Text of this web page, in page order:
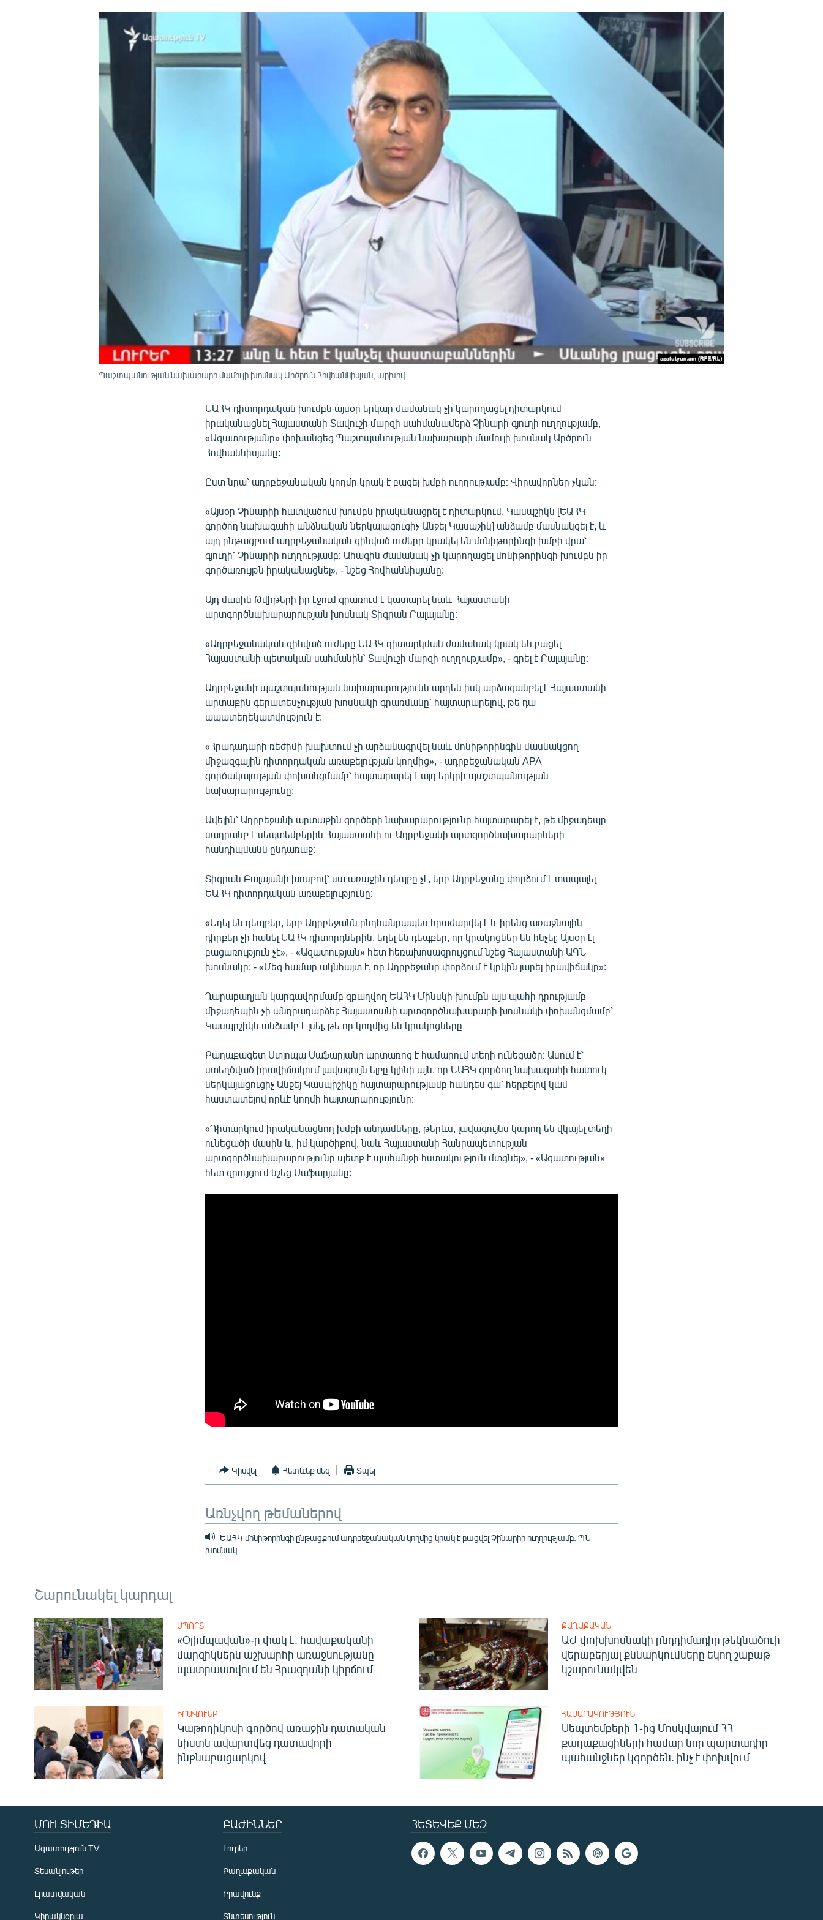
ՄԵԿՆԱԲԱՆՈՒԹՅՈՒՆ
Պաշտպանության նախարարի մամուլի խոսնակ Արծրուն Հովհաննիսյան, արխիվ
ԵԱՀԿ դիտորդական խումբն այսօր երկար ժամանակ չի կարողացել դիտարկում
իրականացնել Հայաստանի Տավուշի մարզի սահմանամերձ Չինարի գյուղի ուղղությամբ,
«Ազատությանը» փոխանցեց Պաշտպանության նախարարի մամուլի խոսնակ Արծրուն
Հովհաննիսյանը:
Ըստ նրա՝ ադրբեջանական կողմը կրակ է բացել խմբի ուղղությամբ։ Վիրավորներ չկան։
«Այսօր Չինարիի հատվածում խումբն իրականացրել է դիտարկում, Կասպշիկն [ԵԱՀԿ
գործող նախագահի անձնական ներկայացուցիչ Անջեյ Կասպշիկ] անձամբ մասնակցել է, և
այդ ընթացքում ադրբեջանական զինված ուժերը կրակել են մոնիթորինգի խմբի վրա՝
գյուղի՝ Չինարիի ուղղությամբ։ Ահագին ժամանակ չի կարողացել մոնիթորինգի խումբն իր
գործառույթն իրականացնել», - նշեց Հովհաննիսյանը:
Այդ մասին Թվիթերի իր էջում գրառում է կատարել նաև Հայաստանի
արտգործնախարարության խոսնակ Տիգրան Բալայանը։
«Ադրբեջանական զինված ուժերը ԵԱՀԿ դիտարկման ժամանակ կրակ են բացել
Հայաստանի պետական սահմանին՝ Տավուշի մարզի ուղղությամբ», - գրել է Բալայանը։
Ադրբեջանի պաշտպանության նախարարությունն արդեն իսկ արձագանքել է Հայաստանի
արտաքին գերատեսչության խոսնակի գրառմանը՝ հայտարարելով, թե դա
ապատեղեկատվություն է:
«Հրադադարի ռեժիմի խախտում չի արձանագրվել նաև մոնիթորինգին մասնակցող
միջազգային դիտորդական առաքելության կողմից», - ադրբեջանական APA
գործակալության փոխանցմամբ՝ հայտարարել է այդ երկրի պաշտպանության
նախարարությունը:
Ավելին՝ Ադրբեջանի արտաքին գործերի նախարարությունը հայտարարել է, թե միջադեպը
սադրանք է սեպտեմբերին Հայաստանի ու Ադրբեջանի արտգործնախարարների
հանդիպմանն ընդառաջ։
Տիգրան Բալայանի խոսքով՝ սա առաջին դեպքը չէ, երբ Ադրբեջանը փորձում է տապալել
ԵԱՀԿ դիտորդական առաքելությունը։
«Եղել են դեպքեր, երբ Ադրբեջանն ընդհանրապես հրաժարվել է և իրենց առաջնային
դիրքեր չի հանել ԵԱՀԿ դիտորդներին, եղել են դեպքեր, որ կրակոցներ են հնչել: Այսօր էլ
բացառություն չէ», - «Ազատության» հետ հեռախոսազրույցում նշեց Հայաստանի ԱԳՆ
խոսնակը: - «Մեզ համար ակնհայտ է, որ Ադրբեջանը փորձում է կրկին լարել իրավիճակը»:
Ղարաբաղյան կարգավորմամբ զբաղվող ԵԱՀԿ Մինսկի խումբն այս պահի դրությամբ
միջադեպին չի անդրադարձել: Հայաստանի արտգործնախարարի խոսնակի փոխանցմամբ՝
Կասպրշիկն անձամբ է լսել, թե որ կողմից են կրակոցները։
Քաղաքագետ Ստյոպա Սաֆարյանը արտառոց է համարում տեղի ունեցածը։ Ասում է՝
ստեղծված իրավիճակում լավագույն ելքը կլինի այն, որ ԵԱՀԿ գործող նախագահի հատուկ
ներկայացուցիչ Անջեյ Կասպրշիկը հայտարարությամբ հանդես գա՝ հերքելով կամ
հաստատելով որևէ կողմի հայտարարությունը։
«Դիտարկում իրականացնող խմբի անդամները, թերևս, լավագույնս կարող են վկայել տեղի
ունեցածի մասին և, իմ կարծիքով, նաև Հայաստանի Հանրապետության
արտգործնախարարությունը պետք է պահանջի հստակություն մտցնել», - «Ազատության»
հետ զրույցում նշեց Սաֆարյանը:
Կիսվել Հետևեք մեզ Տպել
Առնչվող թեմաներով
ԵԱՀԿ մոնիթորինգի ընթացքում ադրբեջանական կողմից կրակ է բացվել Չինարիի ուղղությամբ. ՊՆ
խոսնակ
Շարունակել կարդալ
ՍՊՈՐՏ
«Օլիմպավան»-ը փակ է. հավաքականի
մարզիկներն աշխարհի առաջնությանը
պատրաստվում են Հրազդանի կիրճում
ՔԱՂԱՔԱԿԱՆ
ԱԺ փոխխոսնակի ընդդիմադիր թեկնածուի
վերաբերյալ քննարկումները եկող շաբաթ
կշարունակվեն
ԻՐԱՎՈՒՆՔ
Կաթողիկոսի գործով առաջին դատական
նիստն ավարտվեց դատավորի
ինքնաբացարկով
ՀԱՍԱՐԱԿՈՒԹՅՈՒՆ
Սեպտեմբերի 1-ից Մոսկվայում ՀՀ
քաղաքացիների համար նոր պարտադիր
պահանջներ կգործեն. ինչ է փոխվում
ՀԵՏԵՎԵՔ ՄԵԶ
ՄՈՒԼՏԻՄԵԴԻԱ
Ազատություն TV
Տեսանյութեր
Լրատվական
Կիրակնօրյա
ԲԱԺԻՆՆԵՐ
Լուրեր
Քաղաքական
Իրավունք
Տնտեսություն